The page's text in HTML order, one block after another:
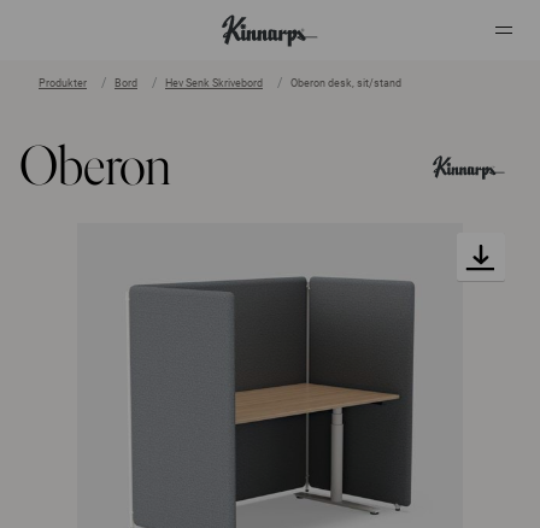
Produkter Bord Hev Senk Skrivebord Oberon desk, sit/stand
Oberon